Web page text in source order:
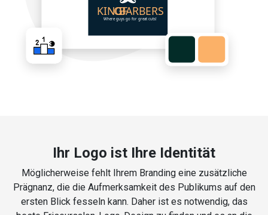
Ihr Logo ist Ihre Identität
Möglicherweise fehlt Ihrem Branding eine zusätzliche
Prägnanz, die die Aufmerksamkeit des Publikums auf den
ersten Blick fesseln kann. Daher ist es notwendig, das